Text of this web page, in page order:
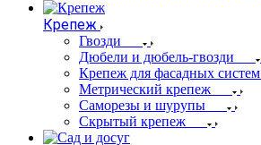
Крепеж
Гвозди
Дюбели и дюбель-гвозди
Крепеж для фасадных систем
Метрический крепеж
Саморезы и шурупы
Скрытый крепеж